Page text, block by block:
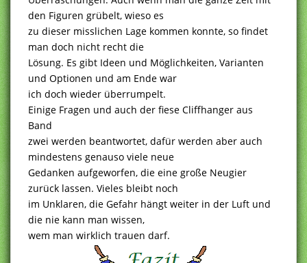
den Figuren grübelt, wieso es
zu dieser misslichen Lage kommen konnte, so findet
man doch nicht recht die
Lösung. Es gibt Ideen und Möglichkeiten, Varianten
und Optionen und am Ende war
ich doch wieder überrumpelt.
Einige Fragen und auch der fiese Cliffhanger aus
Band
zwei werden beantwortet, dafür werden aber auch
mindestens genauso viele neue
Gedanken aufgeworfen, die eine große Neugier
zurück lassen. Vieles bleibt noch
im Unklaren, die Gefahr hängt weiter in der Luft und
die nie kann man wissen,
wem man wirklich trauen darf.